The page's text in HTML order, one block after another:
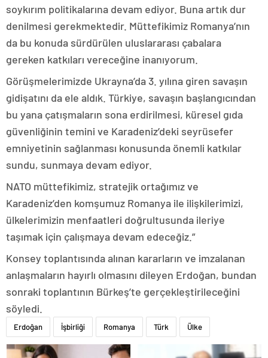
soykırım politikalarına devam ediyor. Buna artık dur
denilmesi gerekmektedir. Müttefikimiz Romanya’nın
da bu konuda sürdürülen uluslararası çabalara
gereken katkıları vereceğine inanıyorum.
Görüşmelerimizde Ukrayna’da 3. yılına giren savaşın
gidişatını da ele aldık. Türkiye, savaşın başlangıcından
bu yana çatışmaların sona erdirilmesi, küresel gıda
güvenliğinin temini ve Karadeniz’deki seyrüsefer
emniyetinin sağlanması konusunda önemli katkılar
sundu, sunmaya devam ediyor.
NATO müttefikimiz, stratejik ortağımız ve
Karadeniz’den komşumuz Romanya ile ilişkilerimizi,
ülkelerimizin menfaatleri doğrultusunda ileriye
taşımak için çalışmaya devam edeceğiz.”
Konsey toplantısında alınan kararların ve imzalanan
anlaşmaların hayırlı olmasını dileyen Erdoğan, bundan
sonraki toplantının Bürkeş’te gerçekleştirileceğini
söyledi.
Erdoğan İşbirliği Romanya Türk Ülke